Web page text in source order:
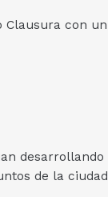
Clausura con un
desarrollando
de la ciudad